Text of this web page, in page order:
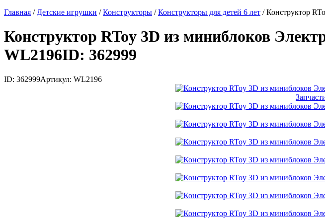
Главная / Детские игрушки /Конструкторы /Конструкторы для детей 6 лет /Конструктор
Конструктор RToy 3D из миниблоков
WL2196ID: 362999
ID: 362999Артикул: WL2196